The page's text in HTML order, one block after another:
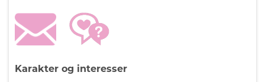
Karakter og interesser